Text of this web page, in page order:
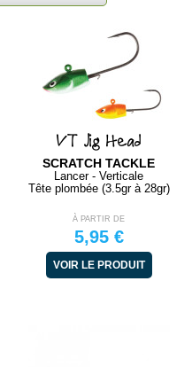
VT Jig Head
SCRATCH TACKLE
Lancer - Verticale
Tête plombée (3.5gr à 28gr)
À PARTIR DE
5,95 €
VOIR LE PRODUIT